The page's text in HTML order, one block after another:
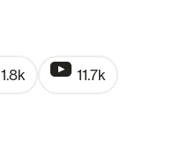
1.8k 11.7k